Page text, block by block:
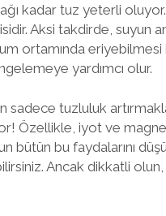
kadar tuz yeterli
Aksi takdirde, suyun
ortamında eriyebilmesi
yardımcı olur.
tuzluluk
Özellikle, iyot ve
bütün bu faydalarını
Ancak dikkatli